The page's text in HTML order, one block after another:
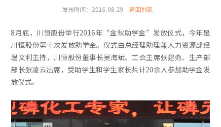
发布时间：2016-08-29 返回列表
8月底，川恒股份举行2016年“金秋助学金”发放仪式，今年是
川恒股份第十次发放助学金。仪式由总经理助理兼人力资源部经
理文利主持，川恒股份董事长吴海斌、工会主席张建勇、生产部
部长张凌云出席，受助学生和学生家长共计20余人参加助学金发
放仪式。